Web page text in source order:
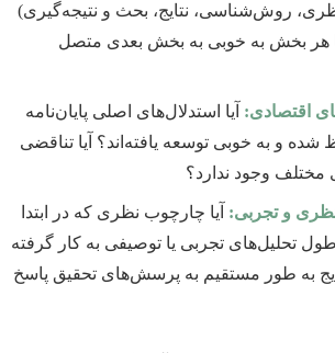
روش‌شناسی، نتایج، بحث و نتیجه‌گیری)
هر بخش به خوبی به بخش بعدی متصل
اقتصادی: آیا استدلال‌های اصلی پایان‌نامه
حفظ شده و به خوبی توسعه یافته‌اند؟ آیا تناقضی
مختلف وجود ندارد؟
و تجربی: آیا چارچوب نظری که در ابتدا
تحلیل‌های تجربی یا توصیفی به کار گرفته
به طور مستقیم به پرسش‌های تحقیق پاسخ